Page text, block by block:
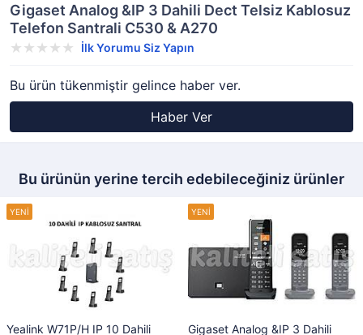
Gigaset Analog &IP 3 Dahili Dect Telsiz Kablosuz
Telefon Santrali C530 & A270
İlk Yorumu Siz Yapın
Bu ürün tükenmiştir gelince haber ver.
Haber Ver
Bu ürünün yerine tercih edebileceğiniz ürünler
Yealink W71P/H IP 10 Dahili
Gigaset Analog &IP 3 Dahili